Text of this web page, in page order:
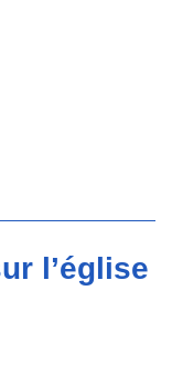
l’église